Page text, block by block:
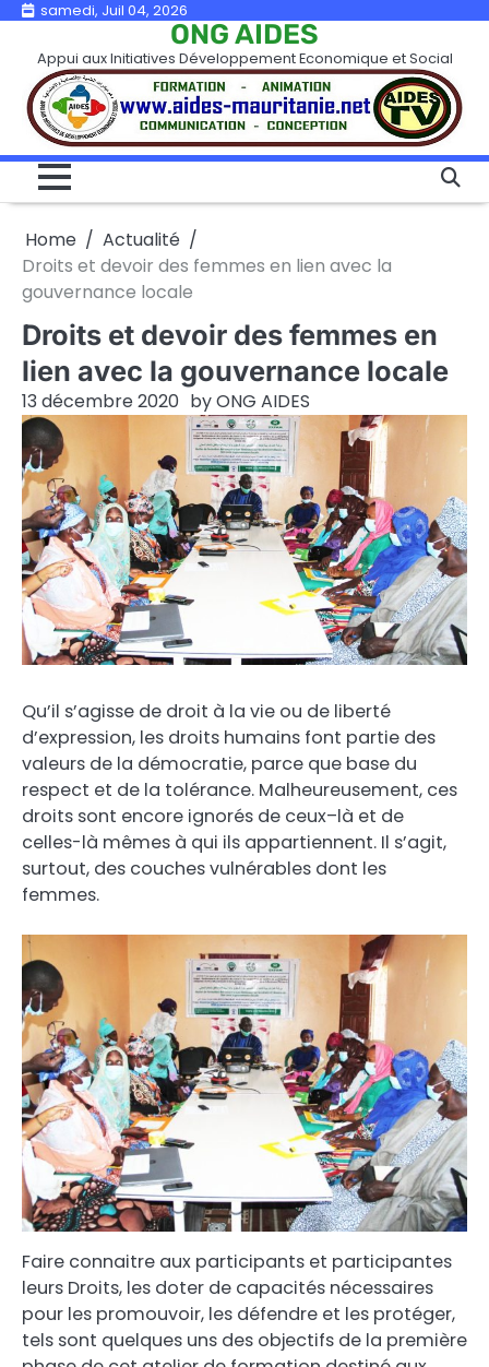
Skip
content
samedi, Juil 04, 2026
ONG AIDES
Appui aux Initiatives Développement Economique et Social
Home
Actualité
Droits et devoir des femmes en lien avec la
gouvernance locale
Droits et devoir des femmes en
lien avec la gouvernance locale
13 décembre 2020 byONG AIDES
Qu’il s’agisse de droit à la vie ou de liberté
d’expression, les droits humains font partie des
valeurs de la démocratie, parce que base du
respect et de la tolérance. Malheureusement, ces
droits sont encore ignorés de ceux–là et de
celles-là mêmes à qui ils appartiennent. Il s’agit,
surtout, des couches vulnérables dont les
femmes.
Faire connaitre aux participants et participantes
leurs Droits, les doter de capacités nécessaires
pour les promouvoir, les défendre et les protéger,
tels sont quelques uns des objectifs de la première